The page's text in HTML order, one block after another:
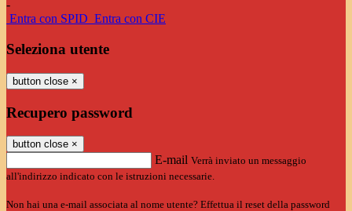
-
Entra con SPID Entra con CIE
Seleziona utente
button close ×
Recupero password
button close ×
E-mail Verrà inviato un messaggio
all'indirizzo indicato con le istruzioni necessarie.
Non hai una e-mail associata al nome utente? Effettua il reset della password